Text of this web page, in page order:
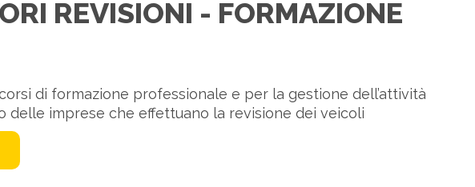
REVISIONI - FORMAZIONE
di formazione professionale e per la gestione dell’attività
delle imprese che effettuano la revisione dei veicoli